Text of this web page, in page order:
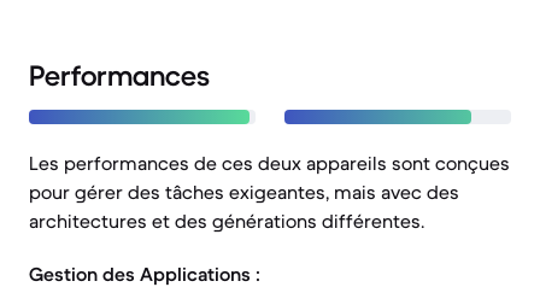
Performances
Les performances de ces deux appareils sont conçues
pour gérer des tâches exigeantes, mais avec des
architectures et des générations différentes.
Gestion des Applications :